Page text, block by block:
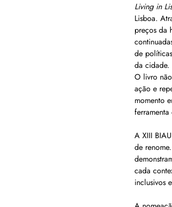
Living in
Lisboa.
preços da
de
da cidade.
O livro
ação e
momento
A XIII
de
cada
inclusivos